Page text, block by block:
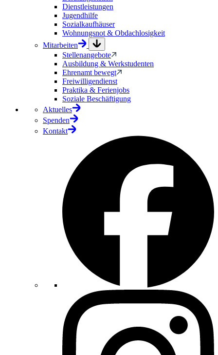
Dienstleistungen
Jugendhilfe
Sozialkaufhäuser
Wohnungsnot & Obdachlosigkeit
Mitarbeiten
Stellenangebote
Ausbildung & Werkstudenten
Ehrenamt bewegt
Freiwilligendienst
Praktika & Ferienjobs
Soziale Beschäftigung
Aktuelles
Spenden
Kontakt